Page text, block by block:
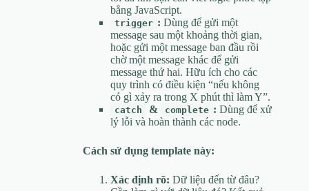
bằng JavaScript.
trigger : Dùng để gửi một
message sau một khoảng thời gian,
hoặc gửi một message ban đầu rồi
chờ một message khác để gửi
message thứ hai. Hữu ích cho các
quy trình có điều kiện “nếu không
có gì xảy ra trong X phút thì làm Y”.
catch & complete : Dùng để xử
lý lỗi và hoàn thành các node.
Cách sử dụng template này:
Xác định rõ: Dữ liệu đến từ đâu?